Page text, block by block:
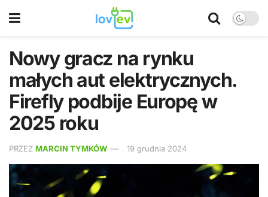
Nowy gracz na rynku
małych aut elektrycznych.
Firefly podbije Europę w
2025 roku
PRZEZ MARCIN TYMKÓW 19 grudnia 2024